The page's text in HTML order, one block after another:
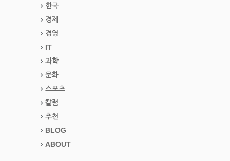
한국
경제
경영
IT
과학
문화
스포츠
칼럼
추천
BLOG
ABOUT